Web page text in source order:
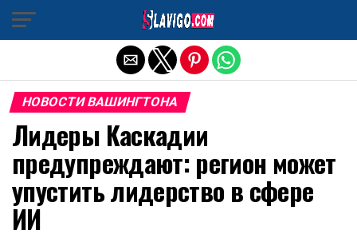
НОВОСТИ ВАШИНГТОНА
Лидеры Каскадии
предупреждают: регион может
упустить лидерство в сфере
ИИ
Exit mobile version